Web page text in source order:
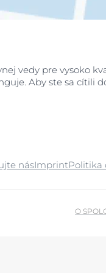
vedy pre vysoko
Aby ste sa cítili
násImprintPolitika
O